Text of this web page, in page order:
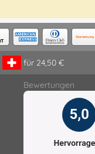
für 24,50 €
Bewertungen